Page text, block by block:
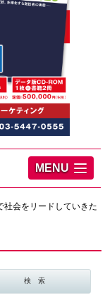
MENU
社会をリードしていきた